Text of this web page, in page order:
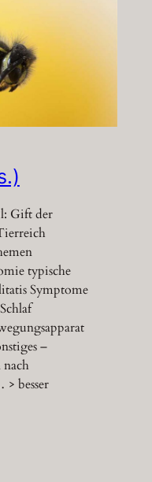
Gift der
typische
Symptome
–
nach
besser